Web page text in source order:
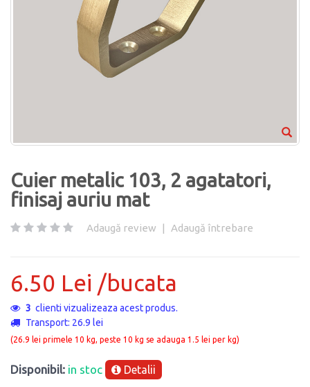
Cuier metalic 103, 2 agatatori,
finisaj auriu mat
Adaugă review | Adaugă întrebare
6.50 Lei /bucata
3 clienti vizualizeaza acest produs.
Transport: 26.9 lei
(26.9 lei primele 10 kg, peste 10 kg se adauga 1.5 lei per kg)
Disponibil: in stoc Detalii